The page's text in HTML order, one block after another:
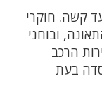
קשה. חוקרי
ובוחני
הרכב
בעת